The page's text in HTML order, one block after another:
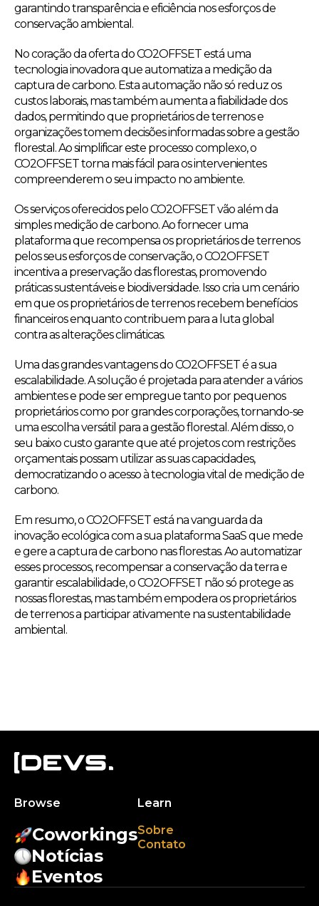
garantindo transparência e eficiência nos esforços de
conservação ambiental.
No coração da oferta do CO2OFFSET está uma
tecnologia inovadora que automatiza a medição da
captura de carbono. Esta automação não só reduz os
custos laborais, mas também aumenta a fiabilidade dos
dados, permitindo que proprietários de terrenos e
organizações tomem decisões informadas sobre a gestão
florestal. Ao simplificar este processo complexo, o
CO2OFFSET torna mais fácil para os intervenientes
compreenderem o seu impacto no ambiente.
Os serviços oferecidos pelo CO2OFFSET vão além da
simples medição de carbono. Ao fornecer uma
plataforma que recompensa os proprietários de terrenos
pelos seus esforços de conservação, o CO2OFFSET
incentiva a preservação das florestas, promovendo
práticas sustentáveis e biodiversidade. Isso cria um cenário
em que os proprietários de terrenos recebem benefícios
financeiros enquanto contribuem para a luta global
contra as alterações climáticas.
Uma das grandes vantagens do CO2OFFSET é a sua
escalabilidade. A solução é projetada para atender a vários
ambientes e pode ser empregue tanto por pequenos
proprietários como por grandes corporações, tornando-se
uma escolha versátil para a gestão florestal. Além disso, o
seu baixo custo garante que até projetos com restrições
orçamentais possam utilizar as suas capacidades,
democratizando o acesso à tecnologia vital de medição de
carbono.
Em resumo, o CO2OFFSET está na vanguarda da
inovação ecológica com a sua plataforma SaaS que mede
e gere a captura de carbono nas florestas. Ao automatizar
esses processos, recompensar a conservação da terra e
garantir escalabilidade, o CO2OFFSET não só protege as
nossas florestas, mas também empodera os proprietários
de terrenos a participar ativamente na sustentabilidade
ambiental.
Browse
Coworkings
Notícias
Eventos
Learn
Sobre
Contato